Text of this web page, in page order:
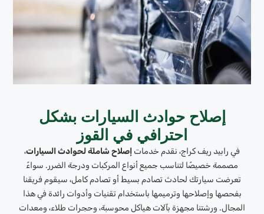
إصلاح حوادث السيارات بشكل
احترافي في القوز
في رابيد ريف كراج، نقدم خدمات إصلاح شاملة لحوادث السيارات،
مصممة خصيصًا لتناسب جميع أنواع المركبات ودرجة الضرر. سواءً
تعرضت سيارتك لحادث تصادم بسيط أو تصادم كامل، سيقوم فريقنا
بفحصها وإصلاحها وترميمها باستخدام تقنيات وأدوات رائدة في هذا
المجال. ورشتنا مجهزة بآلات هياكل محوسبة، وحجرات طلاء، ومعدات